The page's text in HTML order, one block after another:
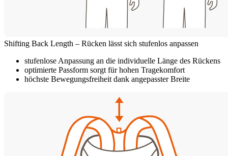
Shifting Back Length – Rücken lässt sich stufenlos anpassen
stufenlose Anpassung an die individuelle Länge des Rückens
optimierte Passform sorgt für hohen Tragekomfort
höchste Bewegungsfreiheit dank angepasster Breite